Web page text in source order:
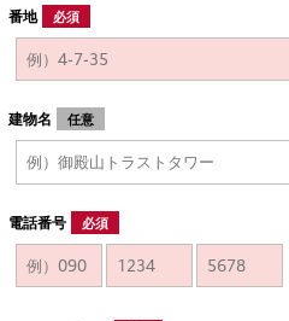
番地 必須
建物名 任意
電話番号 必須